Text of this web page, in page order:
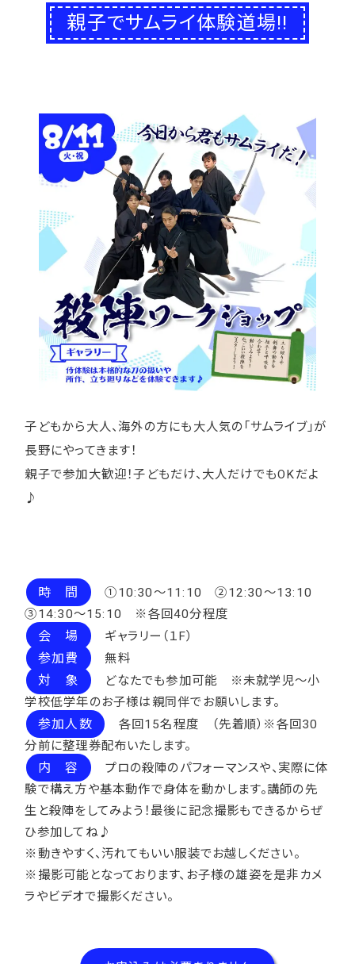
親子でサムライ体験道場!!
子どもから大人、海外の方にも大人気の「サムライブ」が
長野にやってきます！
親子で参加大歓迎！子どもだけ、大人だけでもOKだよ
♪
時 間
①10:30～11:10 ②12:30～13:10
③14:30～15:10 ※各回40分程度
会 場 ギャラリー（１F）
参加費 無料
対 象
どなたでも参加可能 ※未就学児～小
学校低学年のお子様は親同伴でお願いします。
参加人数
各回15名程度 （先着順）※各回30
分前に整理券配布いたします。
内 容
プロの殺陣のパフォーマンスや、実際に体
験で構え方や基本動作で身体を動かします。講師の先
生と殺陣をしてみよう！最後に記念撮影もできるからぜ
ひ参加してね♪
※動きやすく、汚れてもいい服装でお越しください。
※撮影可能となっております、お子様の雄姿を是非カメ
ラやビデオで撮影ください。